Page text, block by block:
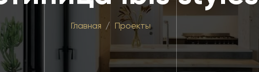
Главная Проекты